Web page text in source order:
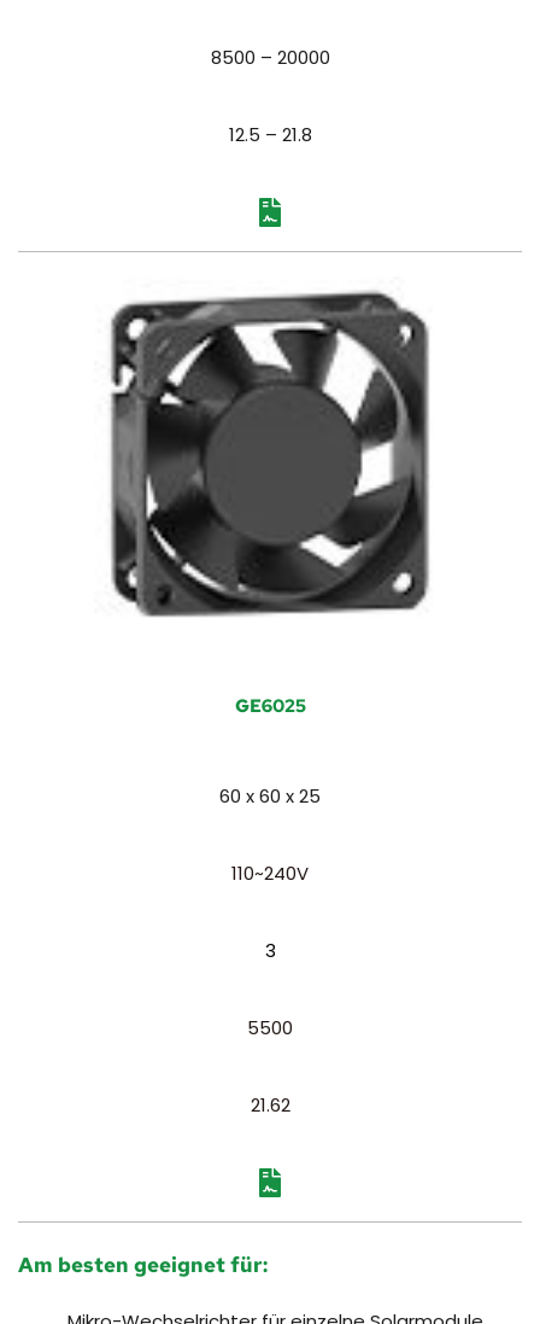
8500 – 20000
12.5 – 21.8
GE6025
60 x 60 x 25
110~240V
3
5500
21.62
Am besten geeignet für: